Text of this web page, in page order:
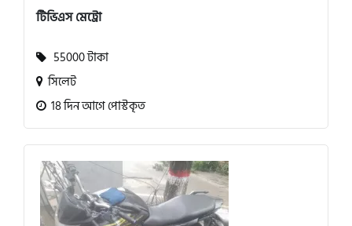
টিভিএস মেট্রো
55000 টাকা
সিলেট
18 দিন আগে পোস্টকৃত